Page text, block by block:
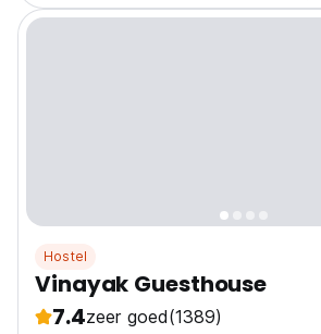
Hostel
Vinayak Guesthouse
7.4zeer goed(1389)